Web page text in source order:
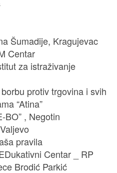
Šumadije, Kragujevac
Centar
za istraživanje
protiv trgovina i svih
“Atina”
BO” , Negotin
pravila
Centar _ RP
Brodić Parkić